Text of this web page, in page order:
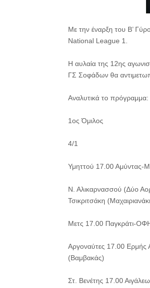
Με την έναρξη του Β’
National League 1.
Η αυλαία της 12ης
ΓΣ Σοφάδων θα
Αναλυτικά το πρόγραμμα:
1ος Όμιλος
4/1
Υμηττού 17.00 Αμύντας-
Ν. Αλικαρνασσού (Δύο
Τσικριτσάκη
Μετς 17.00 Παγκράτι-
Αργοναύτες 17.00 Ερμής
(Βαμβακάς)
Στ. Βενέτης 17.00